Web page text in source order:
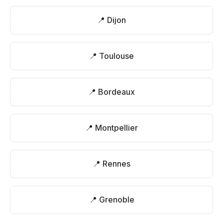
📍 Dijon
📍 Toulouse
📍 Bordeaux
📍 Montpellier
📍 Rennes
📍 Grenoble